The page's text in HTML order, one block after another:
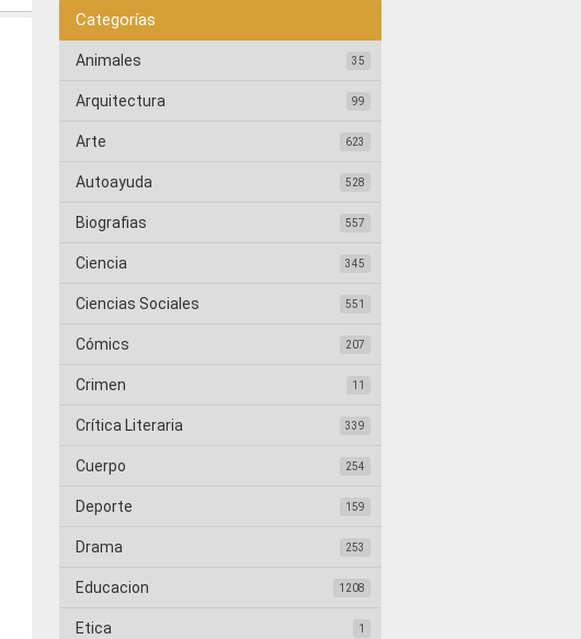
Categorías
Animales 35
Arquitectura 99
Arte 623
Autoayuda 528
Biografias 557
Ciencia 345
Ciencias Sociales 551
Cómics 207
Crimen 11
Crítica Literaria 339
Cuerpo 254
Deporte 159
Drama 253
Educacion 1208
Etica 1